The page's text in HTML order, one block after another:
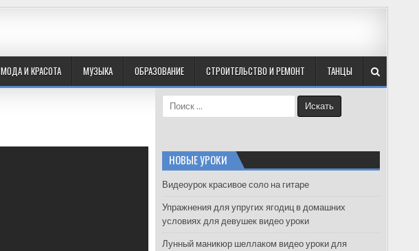
МОДА И КРАСОТА МУЗЫКА ОБРАЗОВАНИЕ СТРОИТЕЛЬСТВО И РЕМОНТ ТАНЦЫ
e
h
f
r
:
НОВЫЕ УРОКИ
Видеоурок красивое соло на гитаре
Упражнения для упругих ягодиц в домашних
условиях для девушек видео уроки
Лунный маникюр шеллаком видео уроки для